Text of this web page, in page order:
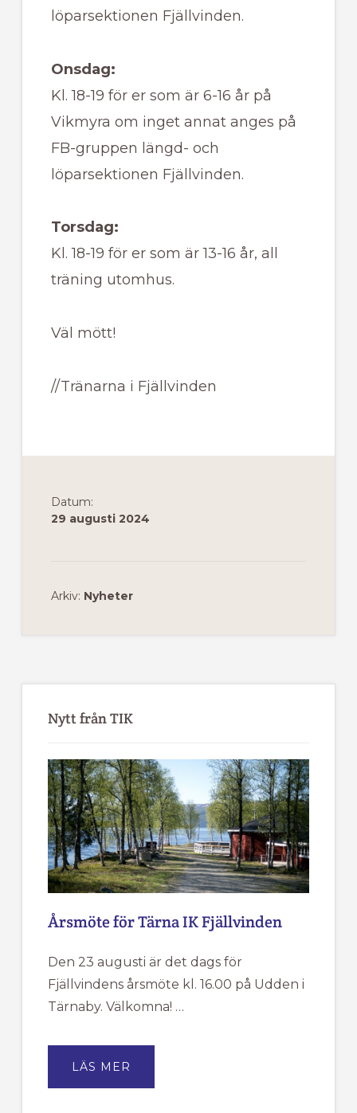
löparsektionen Fjällvinden.
Onsdag:
Kl. 18-19 för er som är 6-16 år på
Vikmyra om inget annat anges på
FB-gruppen längd- och
löparsektionen Fjällvinden.
Torsdag:
Kl. 18-19 för er som är 13-16 år, all
träning utomhus.
Väl mött!
//Tränarna i Fjällvinden
Datum:
29 augusti 2024
Arkiv: Nyheter
Primärt
sidofält
Nytt från TIK
Årsmöte för Tärna IK Fjällvinden
Den 23 augusti är det dags för
Fjällvindens årsmöte kl. 16.00 på Udden i
Tärnaby. Välkomna! …
LÄS MER
FÖR